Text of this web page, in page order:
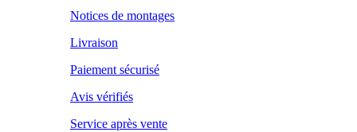
Notices de montages
Livraison
Paiement sécurisé
Avis vérifiés
Service après vente